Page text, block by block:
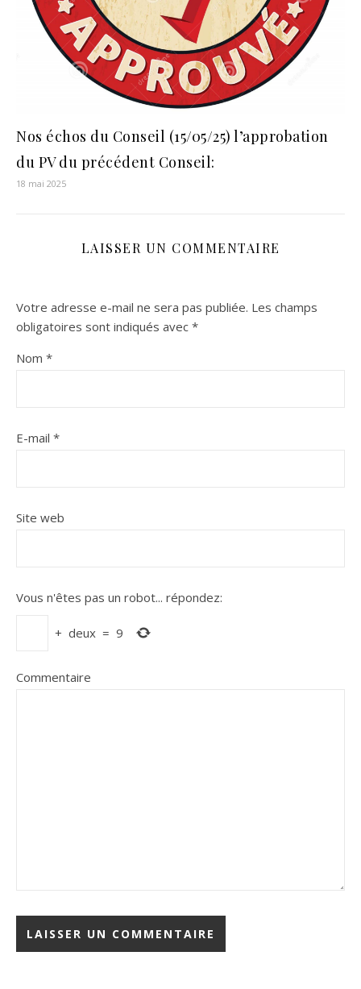
Nos échos du Conseil (15/05/25) l’approbation
du PV du précédent Conseil:
18 mai 2025
LAISSER UN COMMENTAIRE
Votre adresse e-mail ne sera pas publiée. Les champs
obligatoires sont indiqués avec *
Nom *
E-mail *
Site web
Vous n'êtes pas un robot... répondez:
+ deux = 9
Commentaire